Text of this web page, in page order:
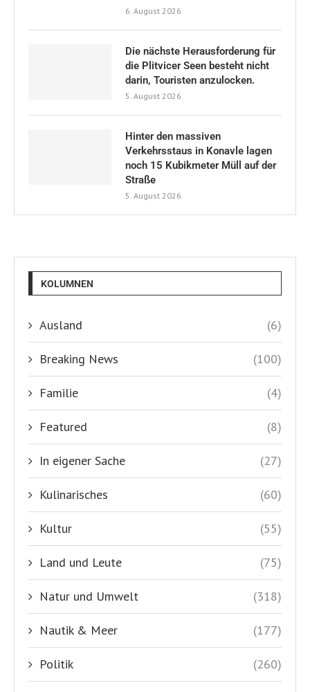
6. August 2026
Die nächste Herausforderung für
die Plitvicer Seen besteht nicht
darin, Touristen anzulocken.
5. August 2026
Hinter den massiven
Verkehrsstaus in Konavle lagen
noch 15 Kubikmeter Müll auf der
Straße
5. August 2026
KOLUMNEN
Ausland (6)
Breaking News (100)
Familie (4)
Featured (8)
In eigener Sache (27)
Kulinarisches (60)
Kultur (55)
Land und Leute (75)
Natur und Umwelt (318)
Nautik & Meer (177)
Politik (260)